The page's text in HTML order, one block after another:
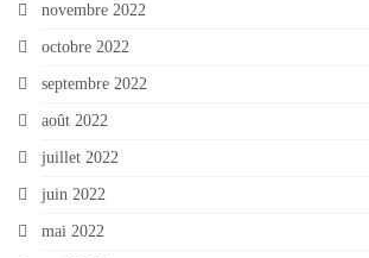
novembre 2022
octobre 2022
septembre 2022
août 2022
juillet 2022
juin 2022
mai 2022